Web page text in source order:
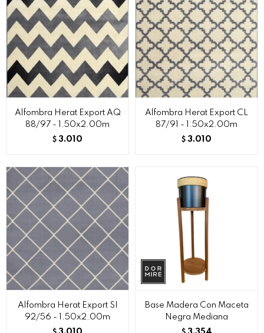
Alfombra Herat Export AQ
88/97 - 1.50x2.00m
$ 3.010
Alfombra Herat Export CL
87/91 - 1.50x2.00m
$ 3.010
Alfombra Herat Export SI
92/56 - 1.50x2.00m
Base Madera Con Maceta
Negra Mediana